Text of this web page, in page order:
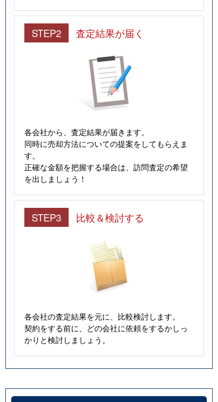
STEP2 査定結果が届く
各会社から、査定結果が届きます。
同時に売却方法についての提案をしてもらえま
す。
正確な金額を把握する場合は、訪問査定の希望
を出しましょう！
STEP3 比較＆検討する
各会社の査定結果を元に、比較検討します。
契約をする前に、どの会社に依頼をするかしっ
かりと検討しましょう。